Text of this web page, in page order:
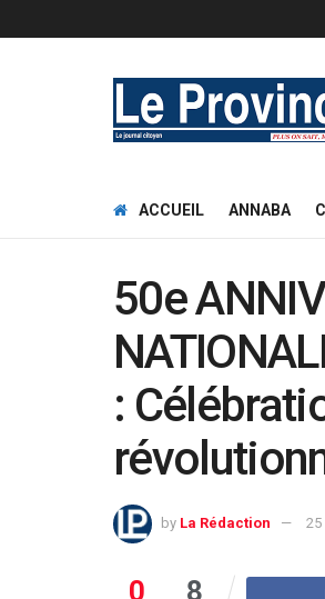
ACCUEIL ANNABA
50e
:
by La Rédaction 25
0 8